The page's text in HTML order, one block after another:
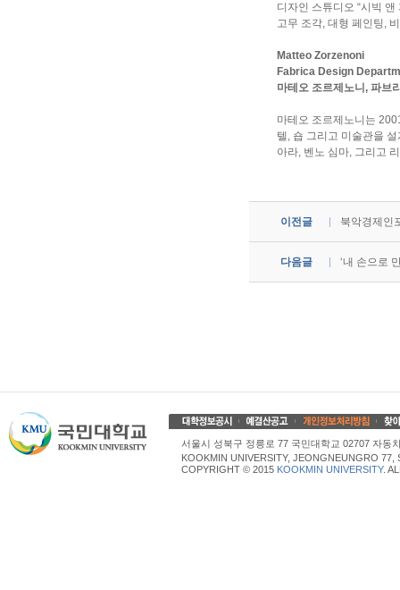
디자인 스튜디오 “시빅
고무 조각, 대형 페인팅,
Matteo Zorzenoni
Fabrica Design
마테오 조르제노니, 파브
마테오 조르제노니는
텔, 숍 그리고 미술관을
아라, 벤노 심마, 그리고
이전글 북악경제인
다음글 ‘내 손으로
서울시 성북구 정릉로 77 국민대학교 02707 자동
KOOKMIN UNIVERSITY, JEONGNEUNGRO
COPYRIGHT © 2015 KOOKMIN UNIVERSITY.